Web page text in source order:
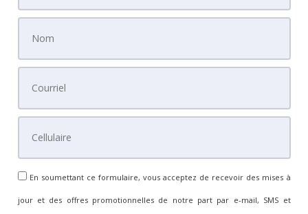
En soumettant ce formulaire, vous acceptez de recevoir des mises à
jour et des offres promotionnelles de notre part par e-mail, SMS et